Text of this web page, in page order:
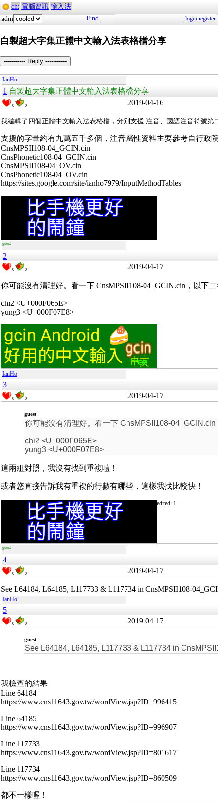
cht 電腦資訊 輸入法
adm
Find login register
自製超大字集正體中文輸入法表格檔分享
----------- Reply -----------
IanHo
1 自製超大字集正體中文輸入法表格檔分享
0 0 2019-04-16
我編輯了四個正體中文輸入法表格檔，分別支援 注音、國語注音符號
支援的字量約有九萬五千多個，注音屬性資料主要參考自行政
CnsMPSII108-04_GCIN.cin
CnsPhonetic108-04_GCIN.cin
CnsMPSII108-04_OV.cin
CnsPhonetic108-04_OV.cin
https://sites.google.com/site/ianho7979/InputMethodTables
guest
2
0 0 2019-04-17
你可能沒有清理好。看一下 CnsMPSII108-04_GCIN.cin，以下
chi2 <U+000F065E>
yung3 <U+000F07E8>
IanHo
3
0 0 2019-04-17
guest
你可能沒有清理好。看一下 CnsMPSII108-
chi2 <U+000F065E>
yung3 <U+000F07E8>
這兩組對照，我沒有找到重複噎！
或者您直接告訴我有重複的行數有哪些，這樣我找比較快！
edited: 1
guest
4
0 0 2019-04-17
See L64184, L64185, L117733 & L117734 in CnsMPSII108-
IanHo
5
0 0 2019-04-17
guest
See L64184, L64185, L117733 & L117734 in
我檢查的結果
Line 64184
https://www.cns11643.gov.tw/wordView.jsp?ID=996415
Line 64185
https://www.cns11643.gov.tw/wordView.jsp?ID=996907
Line 117733
https://www.cns11643.gov.tw/wordView.jsp?ID=801617
Line 117734
https://www.cns11643.gov.tw/wordView.jsp?ID=860509
都不一樣喔！